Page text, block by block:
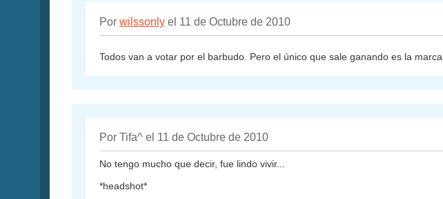
Por wilssonly el 11 de Octubre de 2010
Todos van a votar por el barbudo. Pero el único que sale ganando es la marca
Por Tifa^ el 11 de Octubre de 2010
No tengo mucho que decir, fue lindo vivir...
*headshot*